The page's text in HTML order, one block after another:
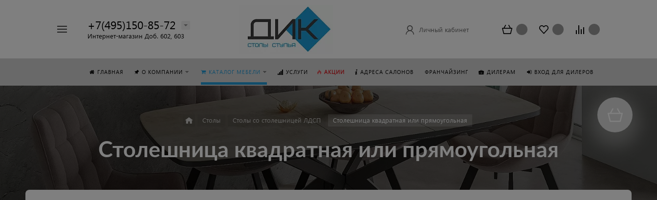
+7(495)150-85-72
Интернет-магазин Доб. 602, 603
Личный кабинет
ГЛАВНАЯ О КОМПАНИИ КАТАЛОГ МЕБЕЛИ УСЛУГИ АКЦИИ АДРЕСА САЛОНОВ ФРАНЧАЙЗИНГ ДИЛЕРАМ ВХОД ДЛЯ ДИЛЕРОВ
Столы Столы со столешницей ЛДСП Столешница квадратная или прямоугольная
Столешница квадратная или прямоугольная